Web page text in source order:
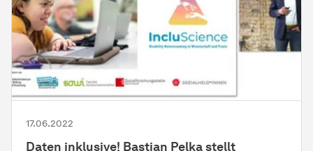
17.06.2022
Daten inklusive! Bastian Pelka stellt